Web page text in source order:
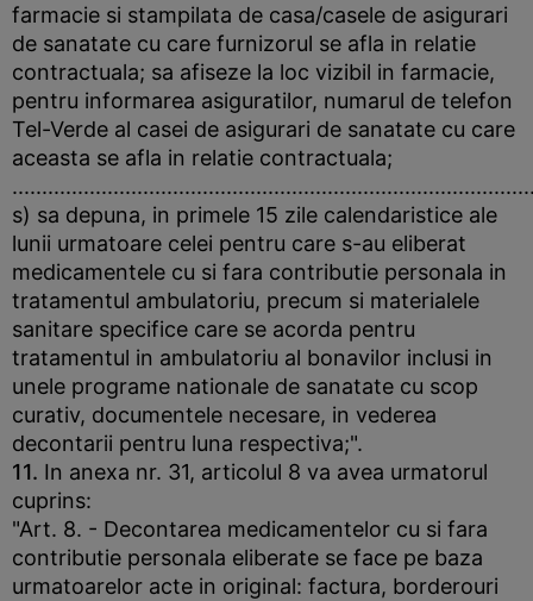
farmacie si stampilata de casa/casele de asigurari
de sanatate cu care furnizorul se afla in relatie
contractuala; sa afiseze la loc vizibil in farmacie,
pentru informarea asiguratilor, numarul de telefon
Tel-Verde al casei de asigurari de sanatate cu care
aceasta se afla in relatie contractuala;
s) sa depuna, in primele 15 zile calendaristice ale
lunii urmatoare celei pentru care s-au eliberat
medicamentele cu si fara contributie personala in
tratamentul ambulatoriu, precum si materialele
sanitare specifice care se acorda pentru
tratamentul in ambulatoriu al bonavilor inclusi in
unele programe nationale de sanatate cu scop
curativ, documentele necesare, in vederea
decontarii pentru luna respectiva;".
11. In anexa nr. 31, articolul 8 va avea urmatorul
cuprins:
"Art. 8. - Decontarea medicamentelor cu si fara
contributie personala eliberate se face pe baza
urmatoarelor acte in original: factura, borderouri